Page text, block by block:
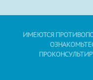
ИМЕЮТСЯ